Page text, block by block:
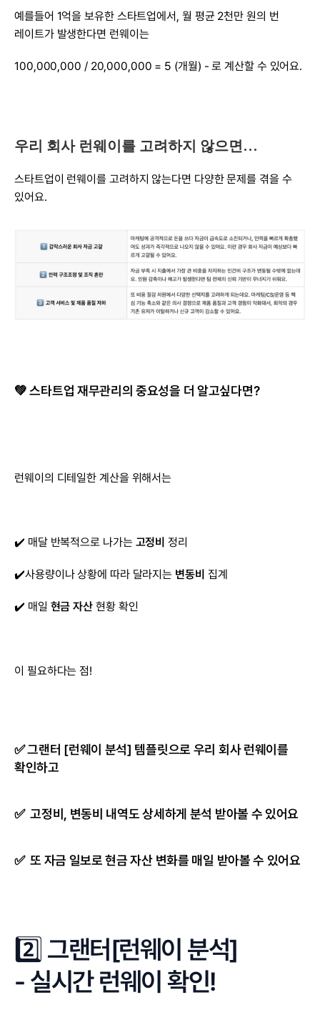
예를들어 1억을 보유한 스타트업에서, 월 평균 2천만 원의 번
레이트가 발생한다면 런웨이는
100,000,000 / 20,000,000 = 5 (개월) - 로 계산할 수 있어요.
우리 회사 런웨이를 고려하지 않으면…
스타트업이 런웨이를 고려하지 않는다면 다양한 문제를 겪을 수
있어요.
💚 스타트업 재무관리의 중요성을 더 알고싶다면?
런웨이의 디테일한 계산을 위해서는
✔️ 매달 반복적으로 나가는 고정비 정리
✔️사용량이나 상황에 따라 달라지는 변동비 집계
✔️ 매일 현금 자산 현황 확인
이 필요하다는 점!
✅ 그랜터 [런웨이 분석] 템플릿으로 우리 회사 런웨이를
확인하고
✅  고정비, 변동비 내역도 상세하게 분석 받아볼 수 있어요
✅  또 자금 일보로 현금 자산 변화를 매일 받아볼 수 있어요
2️⃣ 그랜터[런웨이 분석]
- 실시간 런웨이 확인!